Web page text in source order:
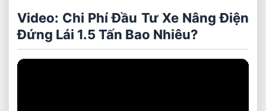
Video: Chi Phí Đầu Tư Xe Nâng Điện
Đứng Lái 1.5 Tấn Bao Nhiêu?